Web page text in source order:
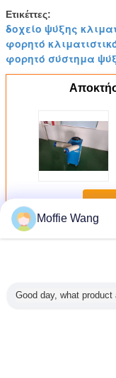
Ετικέττες:
δοχείο ψύξης
φορητό
φορητό σύστημα
Περισσότεροι
Moffie Wang
Good day, what